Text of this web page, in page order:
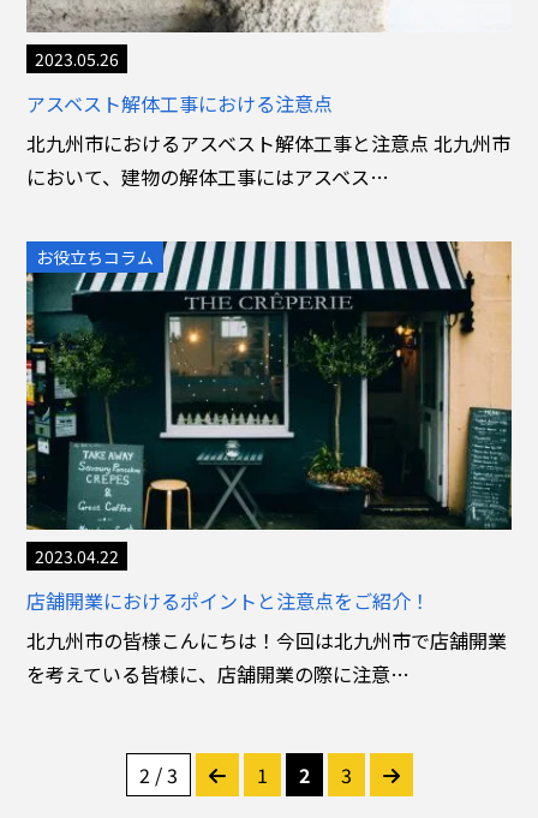
2023.05.26
アスベスト解体工事における注意点
北九州市におけるアスベスト解体工事と注意点 北九州市
において、建物の解体工事にはアスベス…
お役立ちコラム
2023.04.22
店舗開業におけるポイントと注意点をご紹介！
北九州市の皆様こんにちは！今回は北九州市で店舗開業
を考えている皆様に、店舗開業の際に注意…
2 / 3 1 2 3